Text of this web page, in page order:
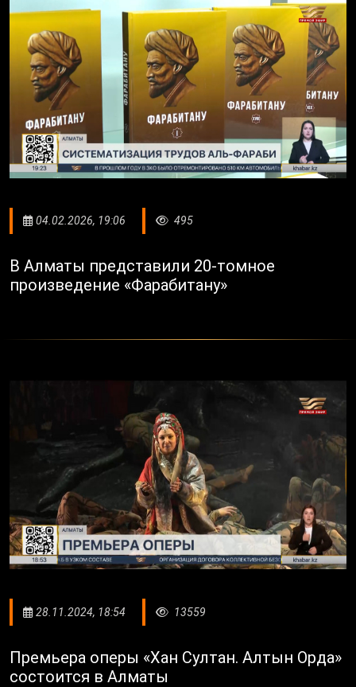
04.02.2026, 19:06 495
В Алматы представили 20-томное
произведение «Фарабитану»
28.11.2024, 18:54 13559
Премьера оперы «Хан Султан. Алтын Орда»
состоится в Алматы